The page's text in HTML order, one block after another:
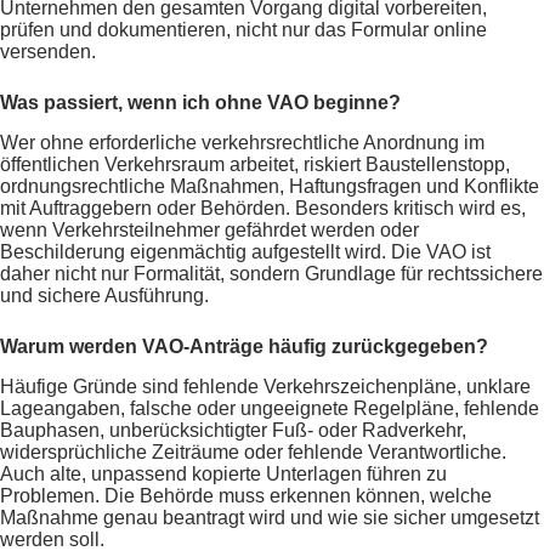
Unternehmen den gesamten Vorgang digital vorbereiten,
prüfen und dokumentieren, nicht nur das Formular online
versenden.
Was passiert, wenn ich ohne VAO beginne?
Wer ohne erforderliche verkehrsrechtliche Anordnung im
öffentlichen Verkehrsraum arbeitet, riskiert Baustellenstopp,
ordnungsrechtliche Maßnahmen, Haftungsfragen und Konflikte
mit Auftraggebern oder Behörden. Besonders kritisch wird es,
wenn Verkehrsteilnehmer gefährdet werden oder
Beschilderung eigenmächtig aufgestellt wird. Die VAO ist
daher nicht nur Formalität, sondern Grundlage für rechtssichere
und sichere Ausführung.
Warum werden VAO-Anträge häufig zurückgegeben?
Häufige Gründe sind fehlende Verkehrszeichenpläne, unklare
Lageangaben, falsche oder ungeeignete Regelpläne, fehlende
Bauphasen, unberücksichtigter Fuß- oder Radverkehr,
widersprüchliche Zeiträume oder fehlende Verantwortliche.
Auch alte, unpassend kopierte Unterlagen führen zu
Problemen. Die Behörde muss erkennen können, welche
Maßnahme genau beantragt wird und wie sie sicher umgesetzt
werden soll.